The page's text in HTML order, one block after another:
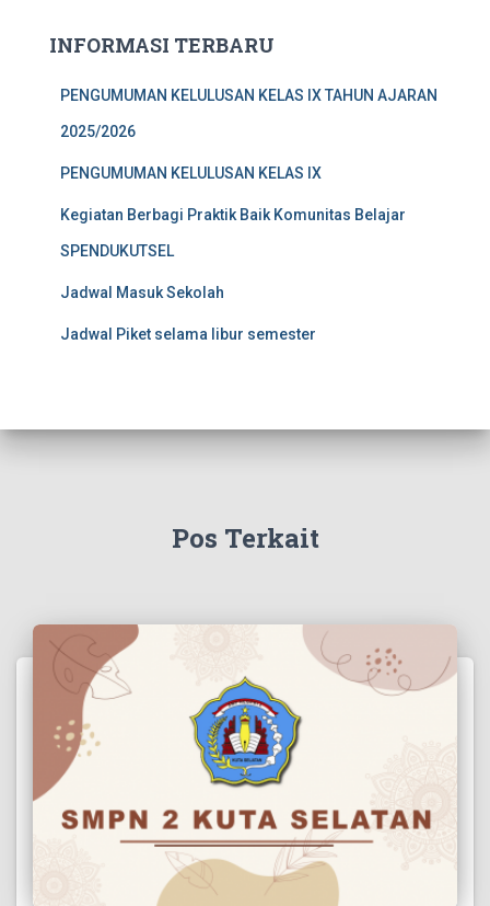
n
INFORMASI TERBARU
PENGUMUMAN KELULUSAN KELAS IX TAHUN AJARAN
2025/2026
PENGUMUMAN KELULUSAN KELAS IX
Kegiatan Berbagi Praktik Baik Komunitas Belajar
SPENDUKUTSEL
Jadwal Masuk Sekolah
Jadwal Piket selama libur semester
Pos Terkait